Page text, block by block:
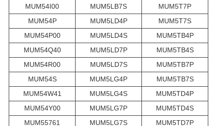
MUM54I00
MUM5LB7S
MUM5T7P
MUM54P
MUM5LD4P
MUM5T7S
MUM54P00
MUM5LD4S
MUM5TB4P
MUM54Q40
MUM5LD7P
MUM5TB4S
MUM54R00
MUM5LD7S
MUM5TB7P
MUM54S
MUM5LG4P
MUM5TB7S
MUM54W41
MUM5LG4S
MUM5TD4P
MUM54Y00
MUM5LG7P
MUM5TD4S
MUM55761
MUM5LG7S
MUM5TD7P